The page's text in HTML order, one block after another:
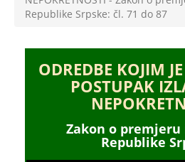
Republike Srpske: čl. 71 do 87
ODREDBE KOJIM
POSTUPAK
Zakon o
Republike